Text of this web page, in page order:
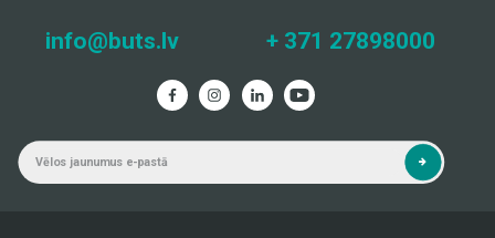
info@buts.lv + 371 27898000